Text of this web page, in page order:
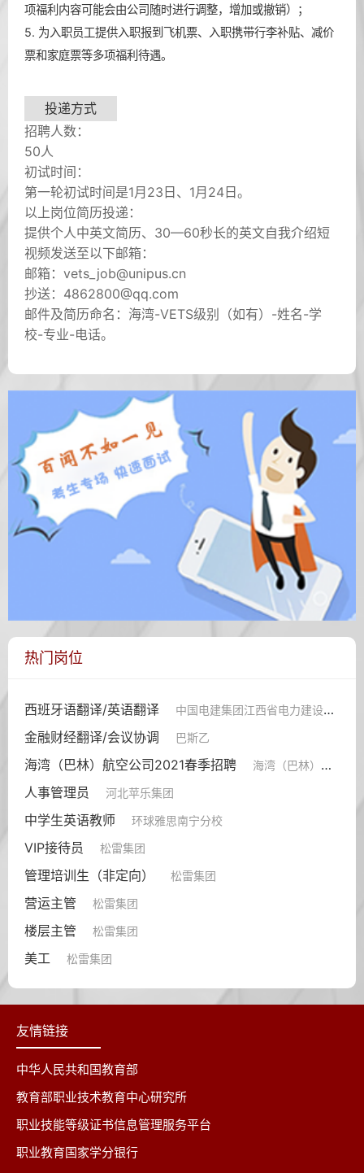
项福利内容可能会由公司随时进行调整，增加或撤销）；
5. 为入职员工提供入职报到飞机票、入职携带行李补贴、减价
票和家庭票等多项福利待遇。
投递方式
招聘人数：
50人
初试时间：
第一轮初试时间是1月23日、1月24日。
以上岗位简历投递：
提供个人中英文简历、30—60秒长的英文自我介绍短
视频发送至以下邮箱：
邮箱：vets_job@unipus.cn
抄送：4862800@qq.com
邮件及简历命名：海湾-VETS级别（如有）-姓名-学
校-专业-电话。
热门岗位
西班牙语翻译/英语翻译 中国电建集团江西省电力建设有限公司
金融财经翻译/会议协调 巴斯乙
海湾（巴林）航空公司2021春季招聘 海湾（巴林）航空公司
人事管理员 河北苹乐集团
中学生英语教师 环球雅思南宁分校
VIP接待员 松雷集团
管理培训生（非定向） 松雷集团
营运主管 松雷集团
楼层主管 松雷集团
美工 松雷集团
友情链接
中华人民共和国教育部
教育部职业技术教育中心研究所
职业技能等级证书信息管理服务平台
职业教育国家学分银行